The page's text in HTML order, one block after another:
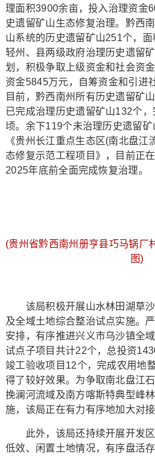
理面积3900余亩，投入治理资金
史遗留矿山生态修复治理。黔西
山系统的历史遗留矿山251个，
轻州、县两级政府治理历史遗留
划，积极争取上级资金和社会资
资金5845万元，自筹资金和引进
目前，黔西南州所有历史遗留矿
已完成治理历史遗留矿山132个
顷。余下119个未治理历史遗留
《贵州长江重点生态区(南北盘江
态修复示范工程项目》，目前正
2025年底前全面完成恢复治理。
(贵州省黔西南州册亨县巧马锅厂
图)
该局积极开展山水林田湖草沙
及全域土地综合整治试点实施。
安排，有序推进兴义市乌沙镇全
试点子项目共计22个，总投资
竣工验收项目12个，完成农用地
得了较好效果。为争取南北盘江
挽澜河流域及南方喀斯特典型峰
施，该局正在有力有序地加大对接
此外，该局还持续开展开发区
低效、闲置土地情况，有序盘活